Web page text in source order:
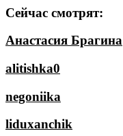
Сейчас смотрят:
Анастасия Брагина
alitishka0
negoniika
liduxanchik